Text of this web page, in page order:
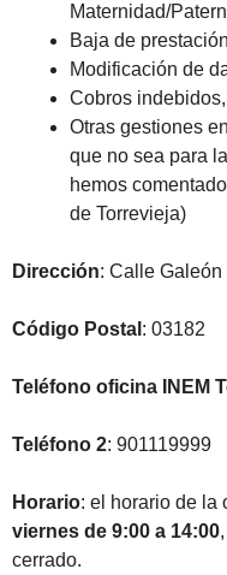
Maternidad/
Baja de
Modificación de
Cobros
Otras gestiones
que no sea para
hemos
de Torrevieja)
Dirección: Calle Galeón
Código Postal : 03182
Teléfono oficina INEM
Teléfono 2: 901119999
Horario: el horario de la
viernes de 9:00 a 14:00
cerrado.